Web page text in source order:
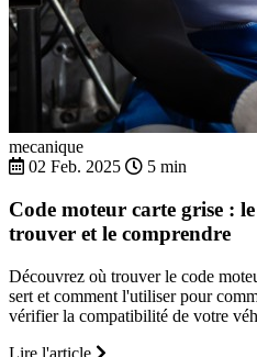
mecanique
02 Feb. 2025
5 min
Code moteur carte grise :
trouver et le comprendre
Découvrez où trouver le code
sert et comment l'utiliser pour
vérifier la compatibilité de votre
Lire l'article